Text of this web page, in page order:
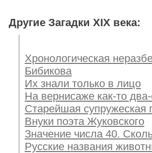
Другие Загадки XIX века:
Хронологическая
Бибикова
Их знали только в лицо
На вернисаже как-то
Старейшая супружеская
Внуки поэта Жуковского
Значение числа 40.
Русские названия